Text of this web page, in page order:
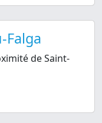
Falga
de Saint-